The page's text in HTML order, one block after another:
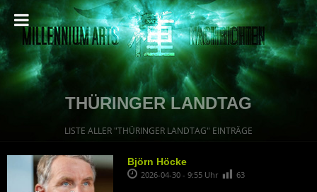
THÜRINGER LANDTAG
LISTE ALLER "THÜRINGER LANDTAG" EINTRÄGE
Björn Höcke
2026-04-30 - 9:55 Uhr 63